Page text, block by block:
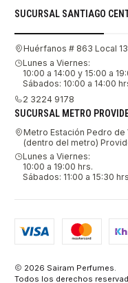
SUCURSAL SANTIAGO
Huérfanos # 863 Local
Lunes a Viernes:
10:00 a 14:00 y 15:00 a
Sábados: 10:00 a 14:00
2 3224 9178
SUCURSAL METRO
Metro Estación Pedro de
(dentro del metro)
Lunes a Viernes:
10:00 a 19:00 hrs.
Sábados: 11:00 a 15:30
2026 Sairam Perfumes.
Todos los derechos